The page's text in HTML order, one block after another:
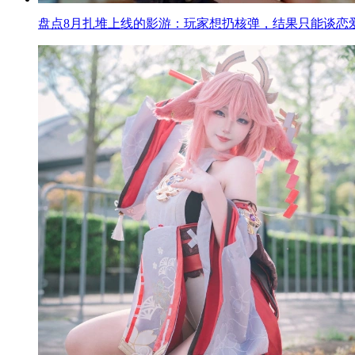
盘点8月扎堆上线的影游：玩家想扔核弹，结果只能谈恋